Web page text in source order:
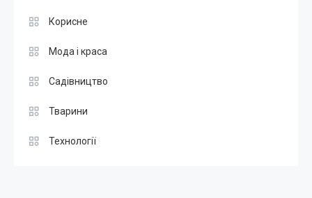
Корисне
Мода і краса
Садівництво
Тварини
Технології